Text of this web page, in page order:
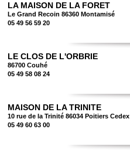
LA MAISON DE LA FORET
Le Grand Recoin 86360 Montamisé
05 49 56 59 20
LE CLOS DE L'ORBRIE
86700 Couhé
05 49 58 08 24
MAISON DE LA TRINITE
10 rue de la Trinité 86034 Poitiers Cedex
05 49 60 63 00